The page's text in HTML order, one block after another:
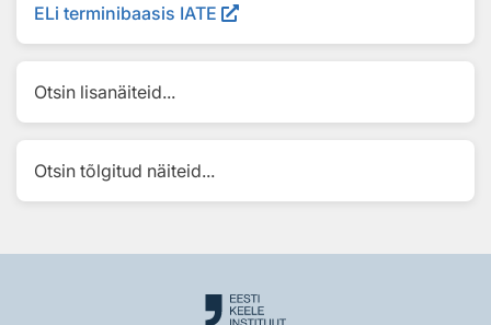
ELi terminibaasis IATE
Otsin lisanäiteid...
Otsin tõlgitud näiteid...